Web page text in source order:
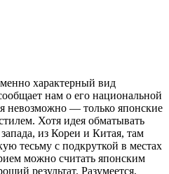
характерный вид
нам о его национальной
невозможно — только японские
Хотя идея обматывать
из Кореи и Китая, там
тесьму с подкруткой в местах
можно считать японским
результат. Разумеется,